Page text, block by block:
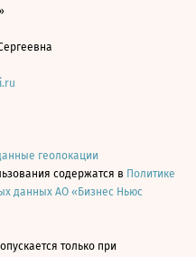
геолокации
содержатся в Политике
данных АО «Бизнес Ньюс
только при